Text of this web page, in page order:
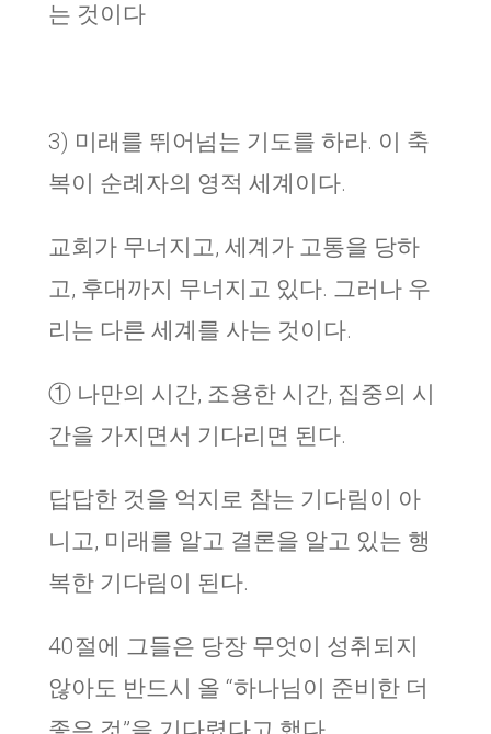
는 것이다
3) 미래를 뛰어넘는 기도를 하라. 이 축
복이 순례자의 영적 세계이다.
교회가 무너지고, 세계가 고통을 당하
고, 후대까지 무너지고 있다. 그러나 우
리는 다른 세계를 사는 것이다.
① 나만의 시간, 조용한 시간, 집중의 시
간을 가지면서 기다리면 된다.
답답한 것을 억지로 참는 기다림이 아
니고, 미래를 알고 결론을 알고 있는 행
복한 기다림이 된다.
40절에 그들은 당장 무엇이 성취되지
않아도 반드시 올 “하나님이 준비한 더